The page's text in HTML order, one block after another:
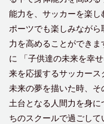
能力を、サッカーを楽
ポーツでも楽しみなが
力を高めることができ
に 「子供達の未来を幸
来を応援するサッカー
未来の夢を描いた時、そ
土台となる人間力を身
ちのスクールで過ごし